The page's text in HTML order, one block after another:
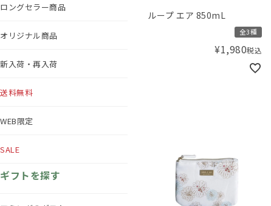
ロングセラー商品
オリジナル商品
新入荷・再入荷
送料無料
WEB限定
SALE
ギフトを探す
ループ エア 850mL
全3種
¥1,980税込